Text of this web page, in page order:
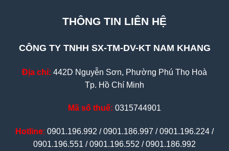
THÔNG TIN LIÊN HỆ
CÔNG TY TNHH SX-TM-DV-KT NAM KHANG
Địa chỉ: 442D Nguyễn Sơn, Phường Phú Thọ Hoà
Tp. Hồ Chí Minh
Mã số thuế: 0315744901
Hotline: 0901.196.992 / 0901.186.997 / 0901.196.224 /
0901.196.551 / 0901.196.552 / 0901.186.992